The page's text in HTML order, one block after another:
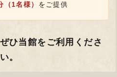
1名様） をご提供
ひ当館をご利用くださ
い。